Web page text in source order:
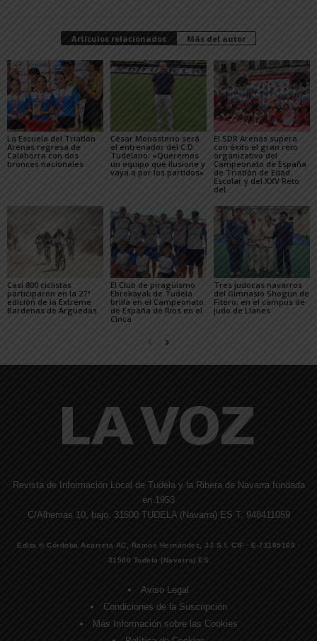
Artículos relacionados Más del autor
La Escuela del Triatlón
Arenas regresa de
Calahorra con dos
bronces nacionales
César Monasterio será
el entrenador del C.D.
Tudelano: «Queremos
un equipo que ilusione y
vaya a por los partidos»
El SDR Arenas supera
con éxito el gran reto
organizativo del
Campeonato de España
de Triatlón de Edad
Escolar y del XXV Reto
del...
Casi 800 ciclistas
participaron en la 27ª
edición de la Extreme
Bardenas de Arguedas
El Club de piragüismo
Ebrokayak de Tudela
brilla en el Campeonato
de España de Ríos en el
Cinca
Tres judocas navarros
del Gimnasio Shogun de
Fitero, en el campus de
judo de Llanes
Revista de Información Local de Tudela y la Ribera de Navarra fundada
en 1953
C/Alhemas 10, bajo. 31500 TUDELA (Navarra) ES T. 948411059
Edita © Córdoba Acarreta AC, Ramos Hernández, JJ S.I. CIF · E-71185169 ·
31500 Tudela (Navarra) ES
Aviso Legal
Condiciones de la Suscripción
Más Información sobre las Cookies